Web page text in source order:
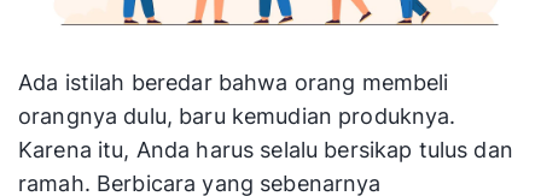
8. Dapatkan Kepercayaan
Leads